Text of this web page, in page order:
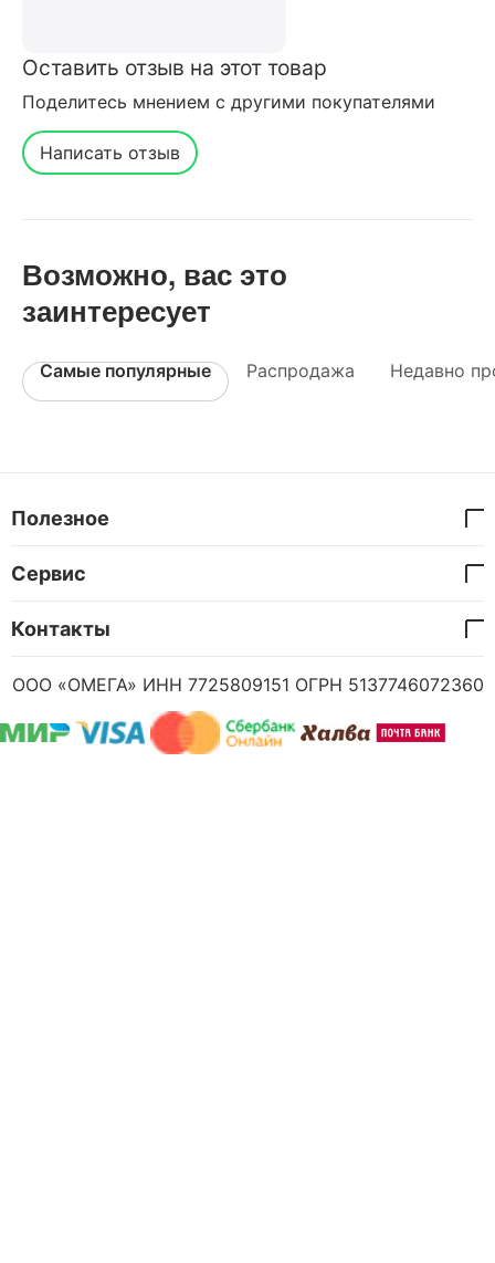
Оставить отзыв на этот товар
Поделитесь мнением с другими покупателями
Написать отзыв
Возможно, вас это
заинтересует
Самые популярные Распродажа Недавно
Полезное
Сервис
Контакты
ООО «ОМЕГА» ИНН 7725809151 ОГРН 5137746072360